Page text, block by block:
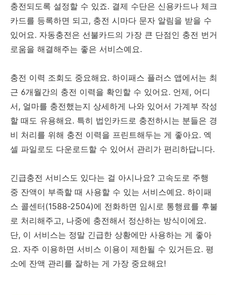
충전되도록 설정할 수 있죠. 결제 수단은 신용카드나 체크
카드를 등록하면 되고, 충전 시마다 문자 알림을 받을 수
있어요. 자동충전은 선불카드의 가장 큰 단점인 충전 번거
로움을 해결해주는 좋은 서비스예요.
충전 이력 조회도 중요해요. 하이패스 플러스 앱에서는 최
근 6개월간의 충전 이력을 확인할 수 있어요. 언제, 어디
서, 얼마를 충전했는지 상세하게 나와 있어서 가계부 작성
할 때도 유용해요. 특히 법인카드로 충전하시는 분들은 경
비 처리를 위해 충전 이력을 프린트해두는 게 좋아요. 엑
셀 파일로도 다운로드할 수 있어서 관리가 편리하답니다.
긴급충전 서비스도 있다는 걸 아시나요? 고속도로 주행
중 잔액이 부족할 때 사용할 수 있는 서비스예요. 하이패
스 콜센터(1588-2504)에 전화하면 임시로 통행료를 후불
로 처리해주고, 나중에 충전해서 정산하는 방식이에요.
단, 이 서비스는 정말 긴급한 상황에만 사용하는 게 좋아
요. 자주 이용하면 서비스 이용이 제한될 수 있거든요. 평
소에 잔액 관리를 잘하는 게 가장 중요해요!